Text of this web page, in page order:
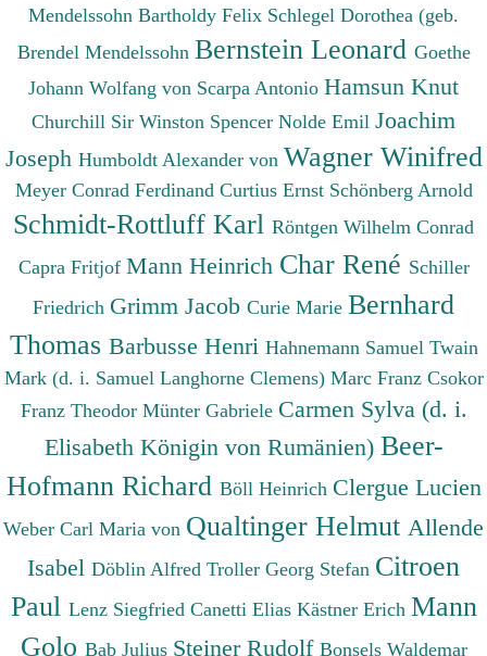
Mendelssohn Bartholdy Felix Schlegel Dorothea (geb.
Brendel Mendelssohn Bernstein Leonard Goethe
Johann Wolfang von Scarpa Antonio Hamsun Knut
Churchill Sir Winston Spencer Nolde Emil Joachim
Joseph Humboldt Alexander von Wagner Winifred
Meyer Conrad Ferdinand Curtius Ernst Schönberg Arnold
Schmidt-Rottluff Karl Röntgen Wilhelm Conrad
Capra Fritjof Mann Heinrich Char René Schiller
Friedrich Grimm Jacob Curie Marie Bernhard
Thomas Barbusse Henri Hahnemann Samuel Twain
Mark (d. i. Samuel Langhorne Clemens) Marc Franz Csokor
Franz Theodor Münter Gabriele Carmen Sylva (d. i.
Elisabeth Königin von Rumänien) Beer-
Hofmann Richard Böll Heinrich Clergue Lucien
Weber Carl Maria von Qualtinger Helmut Allende
Isabel Döblin Alfred Troller Georg Stefan Citroen
Paul Lenz Siegfried Canetti Elias Kästner Erich Mann
Golo Bab Julius Steiner Rudolf Bonsels Waldemar